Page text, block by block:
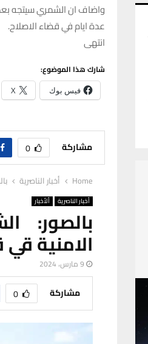
واضاف ان الشمري سيتجه
عدة ايام في قضاء الاصلاح.
انتهى
شارك هذا الموضوع:
فيس بوك X
مشاركة 0
Home أخبار الناصرية
أخبار الناصرية ألأخبار
بالصور:
الامنية
9 مارس، 2024
مشاركة 0